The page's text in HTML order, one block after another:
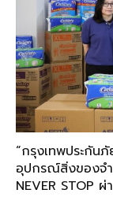
“กรุงเทพประกัน
อุปกรณ์สิ่งของจำ
NEVER STOP ผ่